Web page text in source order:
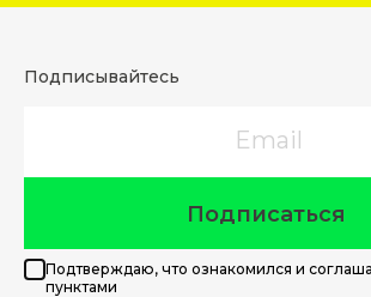
Подписывайтесь
Подписаться
Подтверждаю, что ознакомился и
пунктами